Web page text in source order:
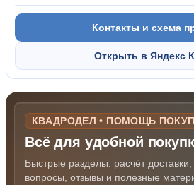
Контакты и схема
Открыть в Яндекс
КВАДРОДЕЛ • ПОМОЩЬ
Всё для удобной
Быстрые разделы: расчёт доставки,
вопросы, отзывы и полезные